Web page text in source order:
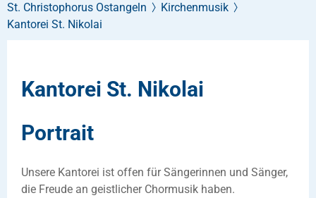
St. Christophorus Ostangeln
Kirchenmusik
Kantorei St. Nikolai
Kantorei St. Nikolai
Portrait
Unsere Kantorei ist offen für Sängerinnen und Sänger,
die Freude an geistlicher Chormusik haben.